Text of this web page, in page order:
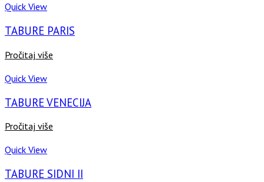
Quick View
TABURE PARIS
Pročitaj više
Quick View
TABURE VENECIJA
Pročitaj više
Quick View
TABURE SIDNI II